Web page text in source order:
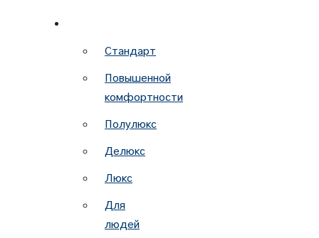
Стандарт
Повышенной
комфортности
Полулюкс
Делюкс
Люкс
Для
людей